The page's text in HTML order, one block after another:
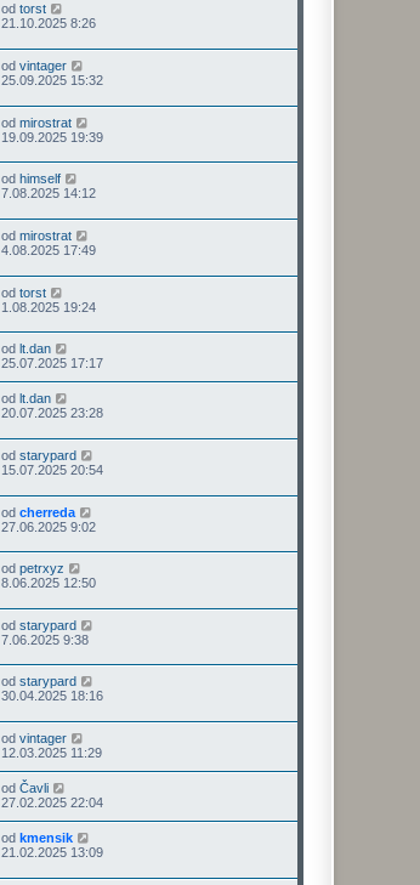
od torst
21.10.2025 8:26
od vintager
25.09.2025 15:32
od mirostrat
19.09.2025 19:39
od himself
7.08.2025 14:12
od mirostrat
4.08.2025 17:49
od torst
1.08.2025 19:24
od lt.dan
25.07.2025 17:17
od lt.dan
20.07.2025 23:28
od starypard
15.07.2025 20:54
od cherreda
27.06.2025 9:02
od petrxyz
8.06.2025 12:50
od starypard
7.06.2025 9:38
od starypard
30.04.2025 18:16
od vintager
12.03.2025 11:29
od Čavli
27.02.2025 22:04
od kmensik
21.02.2025 13:09